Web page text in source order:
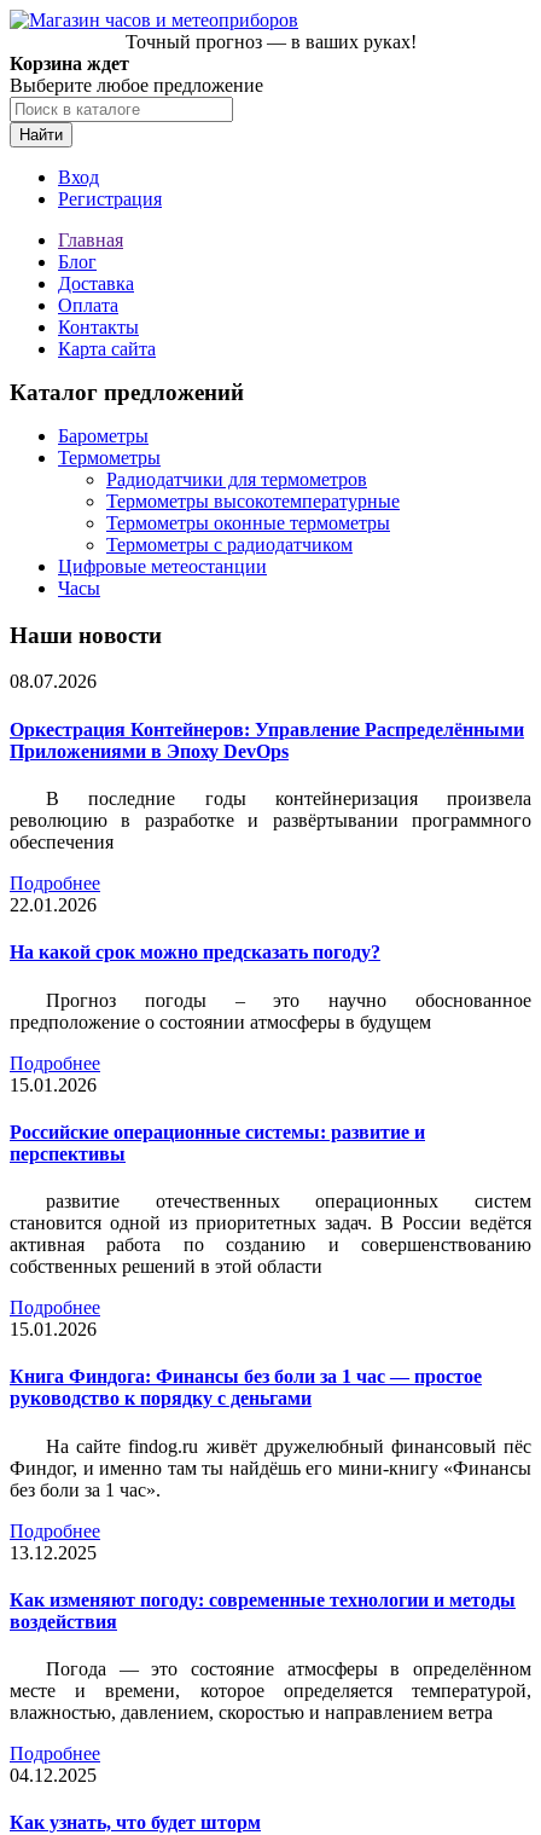
Точный прогноз — в ваших руках!
Корзина ждет
Выберите любое предложение
Найти
Вход
Регистрация
Главная
Блог
Доставка
Оплата
Контакты
Карта сайта
Каталог предложений
Барометры
Термометры
Радиодатчики для термометров
Термометры высокотемпературные
Термометры оконные термометры
Термометры с радиодатчиком
Цифровые метеостанции
Часы
Наши новости
08.07.2026
Оркестрация Контейнеров: Управление Распределёнными
Приложениями в Эпоху DevOps
В последние годы контейнеризация произвела
революцию в разработке и развёртывании программного
обеспечения
Подробнее
22.01.2026
На какой срок можно предсказать погоду?
Прогноз погоды – это научно обоснованное
предположение о состоянии атмосферы в будущем
Подробнее
15.01.2026
Российские операционные системы: развитие и
перспективы
развитие отечественных операционных систем
становится одной из приоритетных задач. В России ведётся
активная работа по созданию и совершенствованию
собственных решений в этой области
Подробнее
15.01.2026
Книга Финдога: Финансы без боли за 1 час — простое
руководство к порядку с деньгами
На сайте findog.ru живёт дружелюбный финансовый пёс
Финдог, и именно там ты найдёшь его мини‑книгу «Финансы
без боли за 1 час».
Подробнее
13.12.2025
Как изменяют погоду: современные технологии и методы
воздействия
Погода — это состояние атмосферы в определённом
месте и времени, которое определяется температурой,
влажностью, давлением, скоростью и направлением ветра
Подробнее
04.12.2025
Как узнать, что будет шторм